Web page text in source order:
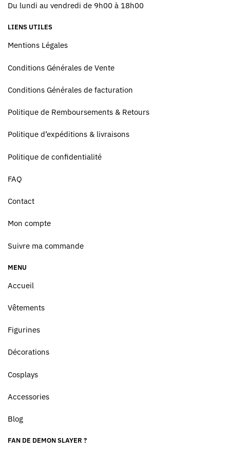
Du lundi au vendredi de 9h00 à 18h00
LIENS UTILES
Mentions Légales
Conditions Générales de Vente
Conditions Générales de facturation
Politique de Remboursements & Retours
Politique d’expéditions & livraisons
Politique de confidentialité
FAQ
Contact
Mon compte
Suivre ma commande
MENU
Accueil
Vêtements
Figurines
Décorations
Cosplays
Accessories
Blog
FAN DE DEMON SLAYER ?